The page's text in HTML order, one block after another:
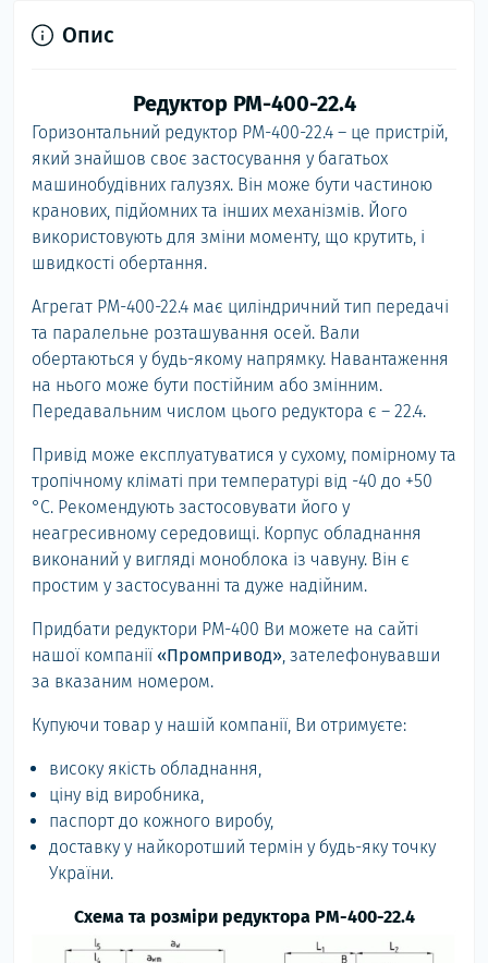
Опис
Редуктор РМ-400-22.4
Горизонтальний редуктор РМ-400-22.4 – це пристрій,
який знайшов своє застосування у багатьох
машинобудівних галузях. Він може бути частиною
кранових, підйомних та інших механізмів. Його
використовують для зміни моменту, що крутить, і
швидкості обертання.
Агрегат РМ-400-22.4 має циліндричний тип передачі
та паралельне розташування осей. Вали
обертаються у будь-якому напрямку. Навантаження
на нього може бути постійним або змінним.
Передавальним числом цього редуктора є – 22.4.
Привід може експлуатуватися у сухому, помірному та
тропічному кліматі при температурі від -40 до +50
°С. Рекомендують застосовувати його у
неагресивному середовищі. Корпус обладнання
виконаний у вигляді моноблока із чавуну. Він є
простим у застосуванні та дуже надійним.
Придбати редуктори РМ-400 Ви можете на сайті
нашої компанії«Промпривод», зателефонувавши
за вказаним номером.
Купуючи товар у нашій компанії, Ви отримуєте:
високу якість обладнання,
ціну від виробника,
паспорт до кожного виробу,
доставку у найкоротший термін у будь-яку точку
України.
Схема та розміри редуктора РМ-400-22.4